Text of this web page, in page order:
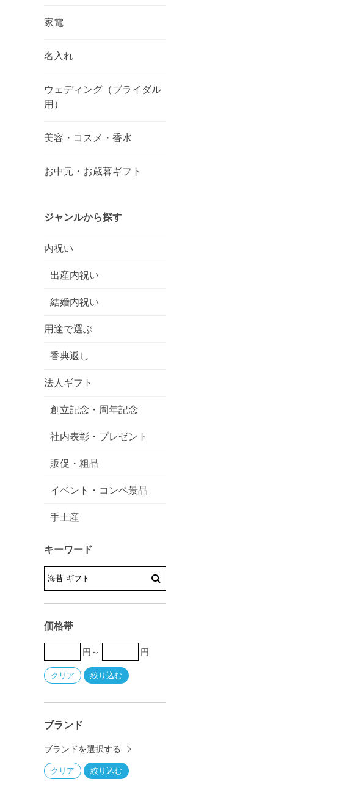
家電
名入れ
ウェディング（ブライダル
用）
美容・コスメ・香水
お中元・お歳暮ギフト
ジャンルから探す
内祝い
出産内祝い
結婚内祝い
用途で選ぶ
香典返し
法人ギフト
創立記念・周年記念
社内表彰・プレゼント
販促・粗品
イベント・コンペ景品
手土産
キーワード
価格帯
円～ 円
ブランド
ブランドを選択する